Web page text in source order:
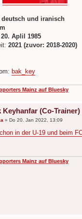
deutsch und iranisch
20. Aplil 1985
2021 (zuvor: 2018-2020)
bak_key
Mainz auf Bluesky
Keyhanfar (Co-Trainer)
» Do 20. Jan 2022, 13:09
in der U-19 und beim
Mainz auf Bluesky